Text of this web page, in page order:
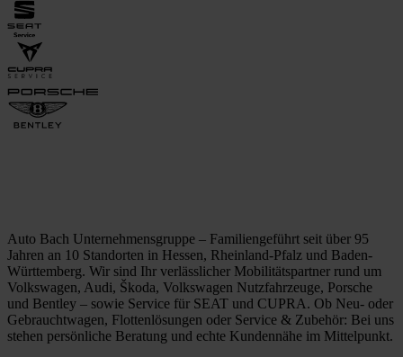
Auto Bach Unternehmensgruppe – Familiengeführt seit über 95
Jahren an 10 Standorten in Hessen, Rheinland-Pfalz und Baden-
Württemberg. Wir sind Ihr verlässlicher Mobilitätspartner rund um
Volkswagen, Audi, Škoda, Volkswagen Nutzfahrzeuge, Porsche
und Bentley – sowie Service für SEAT und CUPRA. Ob Neu- oder
Gebrauchtwagen, Flottenlösungen oder Service & Zubehör: Bei uns
stehen persönliche Beratung und echte Kundennähe im Mittelpunkt.